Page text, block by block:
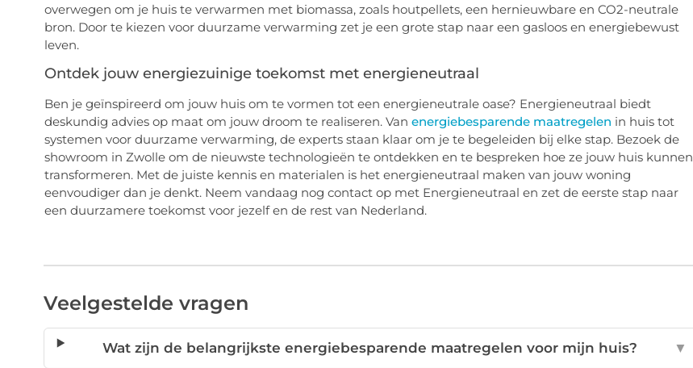
overwegen om je huis te verwarmen met biomassa, zoals houtpellets, een hernieuwbare en CO2-neutrale
bron. Door te kiezen voor duurzame verwarming zet je een grote stap naar een gasloos en energiebewust
leven.
Ontdek jouw energiezuinige toekomst met energieneutraal
Ben je geïnspireerd om jouw huis om te vormen tot een energieneutrale oase? Energieneutraal biedt
deskundig advies op maat om jouw droom te realiseren. Van energiebesparende maatregelen in huis tot
systemen voor duurzame verwarming, de experts staan klaar om je te begeleiden bij elke stap. Bezoek de
showroom in Zwolle om de nieuwste technologieën te ontdekken en te bespreken hoe ze jouw huis kunnen
transformeren. Met de juiste kennis en materialen is het energieneutraal maken van jouw woning
eenvoudiger dan je denkt. Neem vandaag nog contact op met Energieneutraal en zet de eerste stap naar
een duurzamere toekomst voor jezelf en de rest van Nederland.
Veelgestelde vragen
Wat zijn de belangrijkste energiebesparende maatregelen voor mijn huis? ▼